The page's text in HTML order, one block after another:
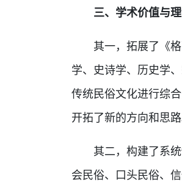
三、学术价值与
其一，拓展了《
学、史诗学、历史学
传统民俗文化进行综
开拓了新的方向和思路
其二，构建了系
会民俗、口头民俗、